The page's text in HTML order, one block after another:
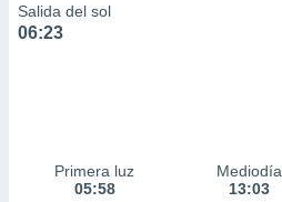
Salida del sol
06:23
Primera luz
05:58
Mediodía
13:03